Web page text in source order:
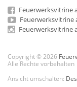
Feuerwerksvitrine
Feuerwerksvitrine
Feuerwerksvitrine
Copyright © 2026
Alle Rechte vorbehalten
Ansicht umschalten: